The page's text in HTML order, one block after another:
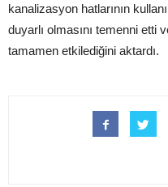
kanalizasyon hatlarının
duyarlı olmasını temenni etti
tamamen etkilediğini aktardı.